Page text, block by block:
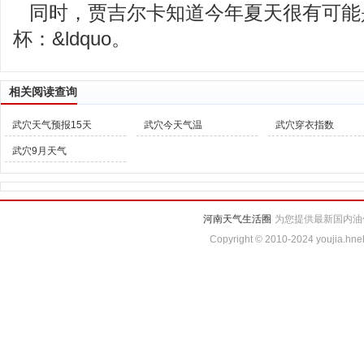
同时，贾吉尔卡知道今年夏天很有可
杯：&ldquo。
相关阅读查询
武穴天气预报15天 武穴今天气温 武穴穿衣指数
武穴9月天气
河南天气生活圈 为您提供最新国内
Copyright © 2010-2024